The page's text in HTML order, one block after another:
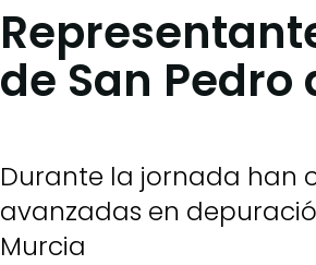
de San
Durante la jornada han
avanzadas en
Murcia